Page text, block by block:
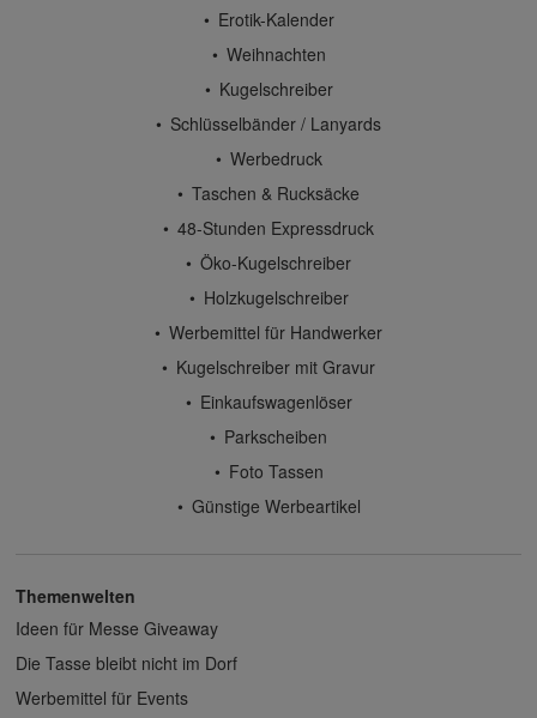
Erotik-Kalender
Weihnachten
Kugelschreiber
Schlüsselbänder / Lanyards
Werbedruck
Taschen & Rucksäcke
48-Stunden Expressdruck
Öko-Kugelschreiber
Holzkugelschreiber
Werbemittel für Handwerker
Kugelschreiber mit Gravur
Einkaufswagenlöser
Parkscheiben
Foto Tassen
Günstige Werbeartikel
Themenwelten
Ideen für Messe Giveaway
Die Tasse bleibt nicht im Dorf
Werbemittel für Events